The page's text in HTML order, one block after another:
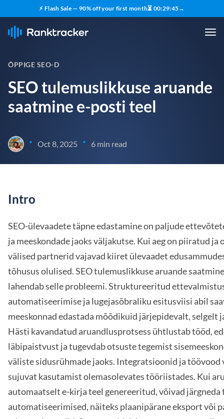
⚡ Flash Sale — 90% off your first month⏳ 00:29:44→
ÕPPIGE SEO-D
SEO tulemuslikkuse aruande
saatmine e-posti teel
• Oct 8, 2025 • 6 min read
Intro
SEO-ülevaadete täpne edastamine on paljude
ja meeskondade jaoks väljakutse. Kui aeg on piiratud ja
välised partnerid vajavad kiiret ülevaadet
tõhusus olulised. SEO tulemuslikkuse aruande
lahendab selle probleemi. Struktureeritud
automatiseerimise ja lugejasõbraliku esitusviisi abil
meeskonnad edastada mõõdikuid järjepidevalt, selgelt
Hästi kavandatud aruandlusprotsess ühtlustab tööd,
läbipaistvust ja tugevdab otsuste tegemist
väliste sidusrühmade jaoks. Integratsioonid ja töövood
sujuvat kasutamist olemasolevates tööriistades. Kui
automaatselt e-kirja teel genereeritud, võivad järgneda
automatiseerimised, näiteks plaanipärane eksport või